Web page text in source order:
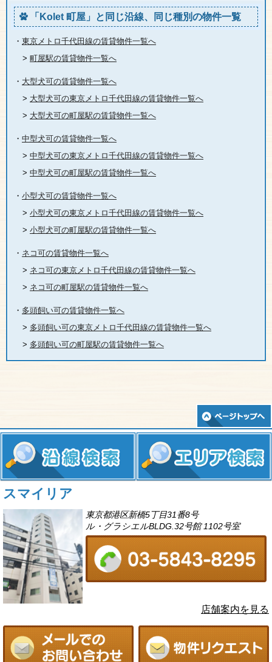
「Kolet 町屋」と同じ沿線、同じ種別の物件一覧
・ 東京メトロ千代田線の賃貸物件一覧へ
> 町屋駅の賃貸物件一覧へ
・ 大型犬可の賃貸物件一覧へ
> 大型犬可の東京メトロ千代田線の賃貸物件一覧へ
> 大型犬可の町屋駅の賃貸物件一覧へ
・ 中型犬可の賃貸物件一覧へ
> 中型犬可の東京メトロ千代田線の賃貸物件一覧へ
> 中型犬可の町屋駅の賃貸物件一覧へ
・ 小型犬可の賃貸物件一覧へ
> 小型犬可の東京メトロ千代田線の賃貸物件一覧へ
> 小型犬可の町屋駅の賃貸物件一覧へ
・ ネコ可の賃貸物件一覧へ
> ネコ可の東京メトロ千代田線の賃貸物件一覧へ
> ネコ可の町屋駅の賃貸物件一覧へ
・ 多頭飼い可の賃貸物件一覧へ
> 多頭飼い可の東京メトロ千代田線の賃貸物件一覧へ
> 多頭飼い可の町屋駅の賃貸物件一覧へ
スマイリア
東京都港区新橋5丁目31番8号
ル・グラシエルBLDG.32号館 1102号室
店舗案内を見る